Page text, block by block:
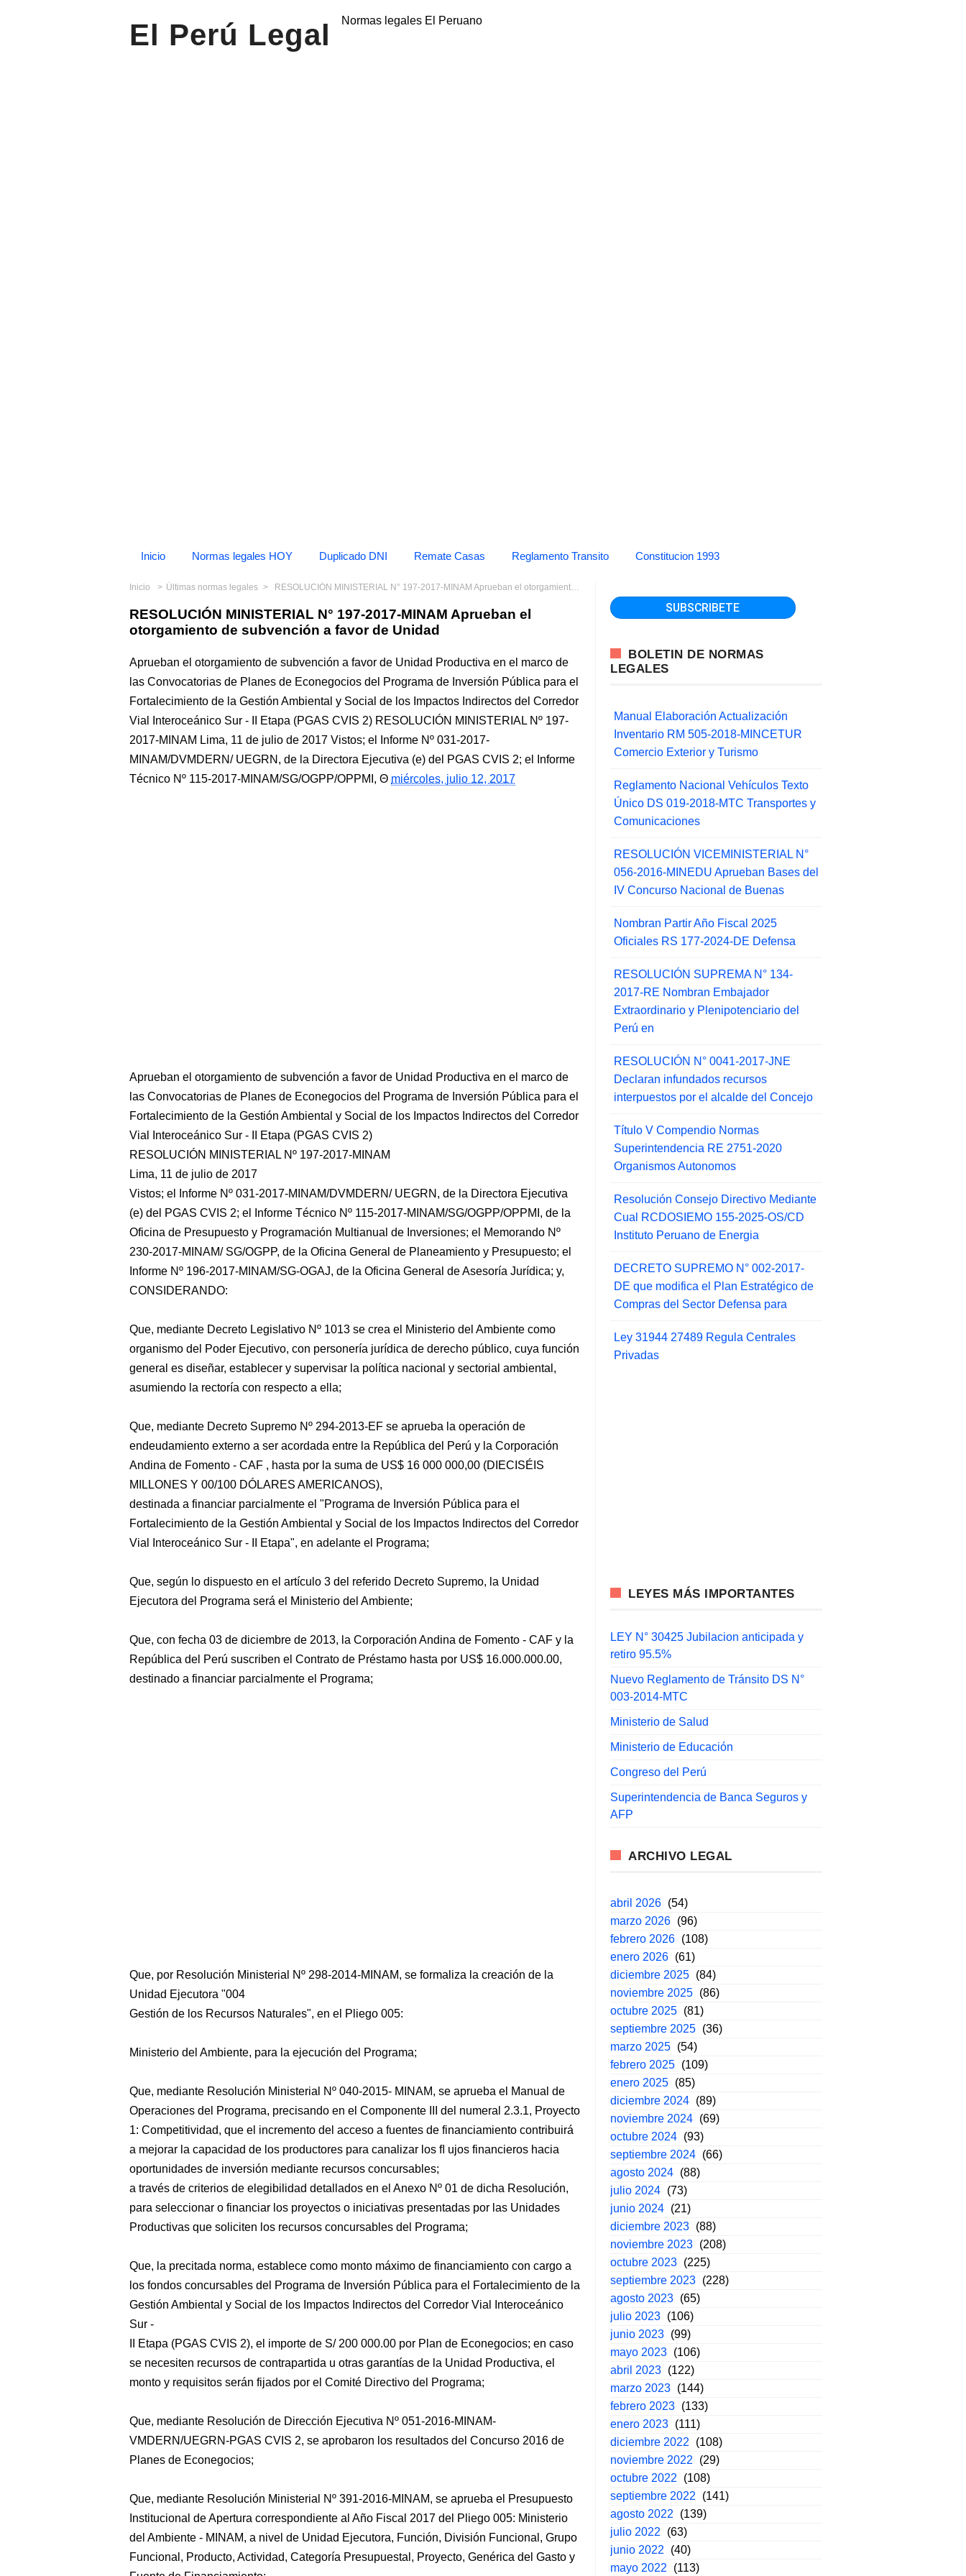
El Perú Legal Normas legales El Peruano
Inicio Normas legales HOY Duplicado DNI Remate Casas Reglamento Transito Constitucion 1993
Inicio Últimas normas legales RESOLUCIÓN MINISTERIAL N° 197-2017-MINAM Aprueban el otorgamiento de subvención a favor de Unidad
RESOLUCIÓN MINISTERIAL N° 197-2017-MINAM Aprueban el
otorgamiento de subvención a favor de Unidad
Aprueban el otorgamiento de subvención a favor de Unidad Productiva en el marco de
las Convocatorias de Planes de Econegocios del Programa de Inversión Pública para el
Fortalecimiento de la Gestión Ambiental y Social de los Impactos Indirectos del Corredor
Vial Interoceánico Sur - II Etapa (PGAS CVIS 2) RESOLUCIÓN MINISTERIAL Nº 197-
2017-MINAM Lima, 11 de julio de 2017 Vistos; el Informe Nº 031-2017-
MINAM/DVMDERN/ UEGRN, de la Directora Ejecutiva (e) del PGAS CVIS 2; el Informe
Técnico Nº 115-2017-MINAM/SG/OGPP/OPPMI,
miércoles, julio 12, 2017
Aprueban el otorgamiento de subvención a favor de Unidad Productiva en el marco de
las Convocatorias de Planes de Econegocios del Programa de Inversión Pública para el
Fortalecimiento de la Gestión Ambiental y Social de los Impactos Indirectos del Corredor
Vial Interoceánico Sur - II Etapa (PGAS CVIS 2)
RESOLUCIÓN MINISTERIAL Nº 197-2017-MINAM
Lima, 11 de julio de 2017
Vistos; el Informe Nº 031-2017-MINAM/DVMDERN/ UEGRN, de la Directora Ejecutiva
(e) del PGAS CVIS 2; el Informe Técnico Nº 115-2017-MINAM/SG/OGPP/OPPMI, de la
Oficina de Presupuesto y Programación Multianual de Inversiones; el Memorando Nº
230-2017-MINAM/ SG/OGPP, de la Oficina General de Planeamiento y Presupuesto; el
Informe Nº 196-2017-MINAM/SG-OGAJ, de la Oficina General de Asesoría Jurídica; y,
CONSIDERANDO:
Que, mediante Decreto Legislativo Nº 1013 se crea el Ministerio del Ambiente como
organismo del Poder Ejecutivo, con personería jurídica de derecho público, cuya función
general es diseñar, establecer y supervisar la política nacional y sectorial ambiental,
asumiendo la rectoría con respecto a ella;
Que, mediante Decreto Supremo Nº 294-2013-EF se aprueba la operación de
endeudamiento externo a ser acordada entre la República del Perú y la Corporación
Andina de Fomento - CAF , hasta por la suma de US$ 16 000 000,00 (DIECISÉIS
MILLONES Y 00/100 DÓLARES AMERICANOS),
destinada a financiar parcialmente el "Programa de Inversión Pública para el
Fortalecimiento de la Gestión Ambiental y Social de los Impactos Indirectos del Corredor
Vial Interoceánico Sur - II Etapa", en adelante el Programa;
Que, según lo dispuesto en el artículo 3 del referido Decreto Supremo, la Unidad
Ejecutora del Programa será el Ministerio del Ambiente;
Que, con fecha 03 de diciembre de 2013, la Corporación Andina de Fomento - CAF y la
República del Perú suscriben el Contrato de Préstamo hasta por US$ 16.000.000.00,
destinado a financiar parcialmente el Programa;
Que, por Resolución Ministerial Nº 298-2014-MINAM, se formaliza la creación de la
Unidad Ejecutora "004
Gestión de los Recursos Naturales", en el Pliego 005:
Ministerio del Ambiente, para la ejecución del Programa;
Que, mediante Resolución Ministerial Nº 040-2015- MINAM, se aprueba el Manual de
Operaciones del Programa, precisando en el Componente III del numeral 2.3.1, Proyecto
1: Competitividad, que el incremento del acceso a fuentes de financiamiento contribuirá
a mejorar la capacidad de los productores para canalizar los ﬂ ujos financieros hacia
oportunidades de inversión mediante recursos concursables;
a través de criterios de elegibilidad detallados en el Anexo Nº 01 de dicha Resolución,
para seleccionar o financiar los proyectos o iniciativas presentadas por las Unidades
Productivas que soliciten los recursos concursables del Programa;
Que, la precitada norma, establece como monto máximo de financiamiento con cargo a
los fondos concursables del Programa de Inversión Pública para el Fortalecimiento de la
Gestión Ambiental y Social de los Impactos Indirectos del Corredor Vial Interoceánico
Sur -
II Etapa (PGAS CVIS 2), el importe de S/ 200 000.00 por Plan de Econegocios; en caso
se necesiten recursos de contrapartida u otras garantías de la Unidad Productiva, el
monto y requisitos serán fijados por el Comité Directivo del Programa;
Que, mediante Resolución de Dirección Ejecutiva Nº 051-2016-MINAM-
VMDERN/UEGRN-PGAS CVIS 2, se aprobaron los resultados del Concurso 2016 de
Planes de Econegocios;
Que, mediante Resolución Ministerial Nº 391-2016-MINAM, se aprueba el Presupuesto
Institucional de Apertura correspondiente al Año Fiscal 2017 del Pliego 005: Ministerio
del Ambiente - MINAM, a nivel de Unidad Ejecutora, Función, División Funcional, Grupo
Funcional, Producto, Actividad, Categoría Presupuestal, Proyecto, Genérica del Gasto y
BOLETIN DE NORMAS
LEGALES
Manual Elaboración Actualización
Inventario RM 505-2018-MINCETUR
Comercio Exterior y Turismo
Reglamento Nacional Vehículos Texto
Único DS 019-2018-MTC Transportes y
Comunicaciones
RESOLUCIÓN VICEMINISTERIAL N°
056-2016-MINEDU Aprueban Bases del
IV Concurso Nacional de Buenas
Nombran Partir Año Fiscal 2025
Oficiales RS 177-2024-DE Defensa
RESOLUCIÓN SUPREMA N° 134-
2017-RE Nombran Embajador
Extraordinario y Plenipotenciario del
Perú en
RESOLUCIÓN N° 0041-2017-JNE
Declaran infundados recursos
interpuestos por el alcalde del Concejo
Título V Compendio Normas
Superintendencia RE 2751-2020
Organismos Autonomos
Resolución Consejo Directivo Mediante
Cual RCDOSIEMO 155-2025-OS/CD
Instituto Peruano de Energia
DECRETO SUPREMO N° 002-2017-
DE que modifica el Plan Estratégico de
Compras del Sector Defensa para
Ley 31944 27489 Regula Centrales
Privadas
LEYES MÁS IMPORTANTES
LEY N° 30425 Jubilacion anticipada y
retiro 95.5%
Nuevo Reglamento de Tránsito DS N°
003-2014-MTC
Ministerio de Salud
Ministerio de Educación
Congreso del Perú
Superintendencia de Banca Seguros y
AFP
ARCHIVO LEGAL
abril 2026 (54)
marzo 2026 (96)
febrero 2026 (108)
enero 2026 (61)
diciembre 2025 (84)
noviembre 2025 (86)
octubre 2025 (81)
septiembre 2025 (36)
marzo 2025 (54)
febrero 2025 (109)
enero 2025 (85)
diciembre 2024 (89)
noviembre 2024 (69)
octubre 2024 (93)
septiembre 2024 (66)
agosto 2024 (88)
julio 2024 (73)
junio 2024 (21)
diciembre 2023 (88)
noviembre 2023 (208)
octubre 2023 (225)
septiembre 2023 (228)
agosto 2023 (65)
julio 2023 (106)
junio 2023 (99)
mayo 2023 (106)
abril 2023 (122)
marzo 2023 (144)
febrero 2023 (133)
enero 2023 (111)
diciembre 2022
(108)
noviembre 2022
(29)
octubre 2022
(108)
septiembre 2022
(141)
agosto 2022
(139)
julio 2022
(63)
junio 2022
(40)
mayo 2022
(113)